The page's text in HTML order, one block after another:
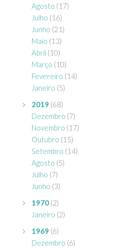
Agosto (17)
Julho (16)
Junho (21)
Maio (13)
Abril (10)
Março (10)
Fevereiro (14)
Janeiro (5)
2019 (68)
Dezembro (7)
Novembro (17)
Outubro (15)
Setembro (14)
Agosto (5)
Julho (7)
Junho (3)
1970 (2)
Janeiro (2)
1969 (6)
Dezembro (6)